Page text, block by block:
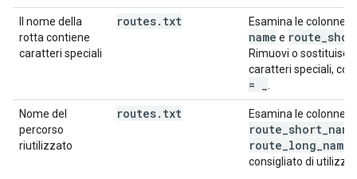
Il nome della
rotta contiene
caratteri speciali
routes. txt Esamina le colonne
name e route
Rimuovi o sostituisci
caratteri speciali,
=
Nome del
percorso
riutilizzato
routes. txt Esamina le colonne
route_short_name
route_long_name
consigliato di